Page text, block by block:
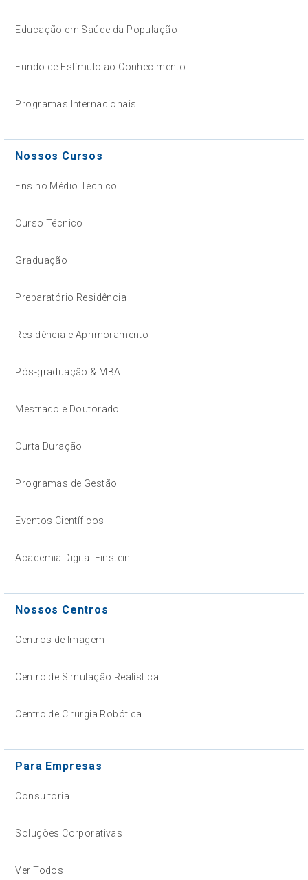
Educação em Saúde da População
Fundo de Estímulo ao Conhecimento
Programas Internacionais
Nossos Cursos
Ensino Médio Técnico
Curso Técnico
Graduação
Preparatório Residência
Residência e Aprimoramento
Pós-graduação & MBA
Mestrado e Doutorado
Curta Duração
Programas de Gestão
Eventos Científicos
Academia Digital Einstein
Nossos Centros
Centros de Imagem
Centro de Simulação Realística
Centro de Cirurgia Robótica
Para Empresas
Consultoria
Soluções Corporativas
Ver Todos